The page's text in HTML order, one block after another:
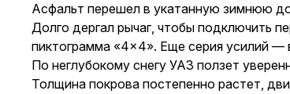
Асфальт перешел в укатанную зимнюю
Долго дергал рычаг, чтобы подключить
пиктограмма «4×4». Еще серия усилий —
По неглубокому снегу УАЗ ползет
Толщина покрова постепенно растет,